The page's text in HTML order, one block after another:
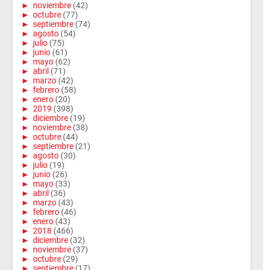
► noviembre (42)
► octubre (77)
► septiembre (74)
► agosto (54)
► julio (75)
► junio (61)
► mayo (62)
► abril (71)
► marzo (42)
► febrero (58)
► enero (20)
► 2019 (398)
► diciembre (19)
► noviembre (38)
► octubre (44)
► septiembre (21)
► agosto (30)
► julio (19)
► junio (26)
► mayo (33)
► abril (36)
► marzo (43)
► febrero (46)
► enero (43)
► 2018 (466)
► diciembre (32)
► noviembre (37)
► octubre (29)